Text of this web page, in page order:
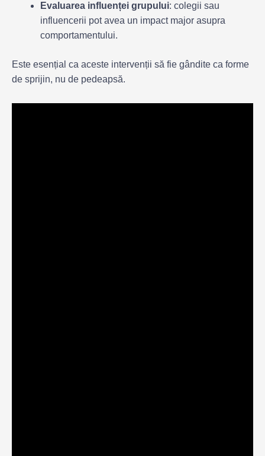
Evaluarea influenței grupului: colegii sau
influencerii pot avea un impact major asupra
comportamentului.
Este esențial ca aceste intervenții să fie gândite ca forme
de sprijin, nu de pedeapsă.